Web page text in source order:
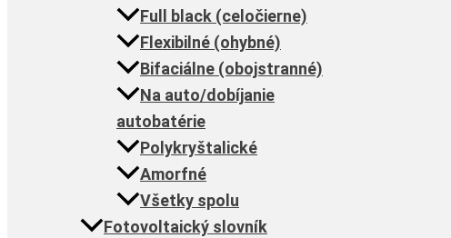
Full black (celočierne)
Flexibilné (ohybné)
Bifaciálne (obojstranné)
Na auto/dobíjanie
autobatérie
Polykryštalické
Amorfné
Všetky spolu
Fotovoltaický slovník